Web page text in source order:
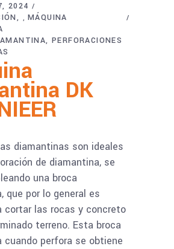
2024
,MÁQUINA
PERFORACIONES
DK
diamantinas son ideales
de diamantina, se
una broca
que por lo general es
cortar las rocas y concreto
terreno. Esta broca
cuando perfora se obtiene